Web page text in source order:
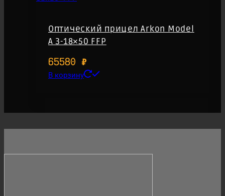
Оптический прицел Arkon Model
A 3-18×50 FFP
65580 ₽
В корзину